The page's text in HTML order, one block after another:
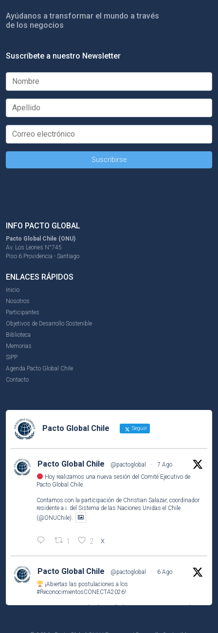
Ayúdanos a transformar el mundo a través
de los negocios
Suscríbete a nuestro Newsletter
INFO PACTO GLOBAL
Pacto Global Chile (ONU)
Av. Los Leones N°745
Piso 6 Providencia - Santiago
ENLACES RÁPIDOS
Inicio
Nosotros
Participantes
Objetivos de Desarrollo Sostenible
Biblioteca
Memorias
SIPP
Agenda Pacto Global Chile
Contacto
Pacto Global Chile Seguir
Pacto Global Chile @pactoglobal ·
7 Ago
Hoy realizamos una nueva sesión del Comité Ejecutivo de
Pacto Global Chile.
Contamos con la participación de Christian Salazar, coordinador
residente a.i. del Sistema de las Naciones Unidas el Chile
(@ONUChile).
1 2 X
Pacto Global Chile @pactoglobal ·
6 Ago
¡Abiertas las postulaciones a los
#ReconocimientosCONECTA2026!